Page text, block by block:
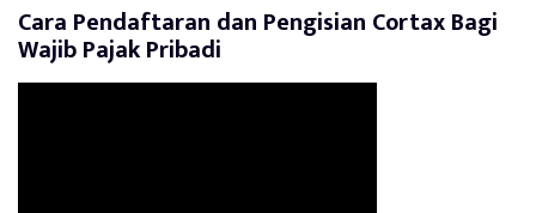
Cara Pendaftaran dan Pengisian Cortax Bagi
Wajib Pajak Pribadi